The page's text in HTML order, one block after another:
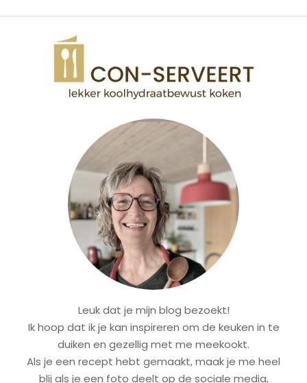
Leuk dat je mijn blog bezoekt!
Ik hoop dat ik je kan inspireren om de keuken in te
duiken en gezellig met me meekookt.
Als je een recept hebt gemaakt, maak je me heel
blij als je een foto deelt op de sociale media,